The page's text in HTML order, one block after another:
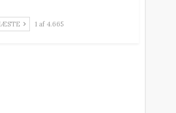
1 af 4.665